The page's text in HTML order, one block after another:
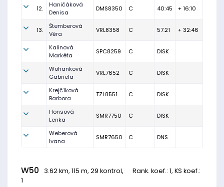
12.
Haničáková
Denisa
DMS8350 C 40:45 + 16:10
13.
Štemberová
Věra
VRL8358 C 57:21 + 32:46
Kalinová
Markéta
SPC8259 C DISK
Wohanková
Gabriela
VRL7652 C DISK
Krejčíková
Barbora
TZL8551 C DISK
Honsová
Lenka
SMR7750 C DISK
Weberová
Ivana
SMR7650 C DNS
W50 3.62 km, 115 m, 29 kontrol, Rank. koef.: 1, KS koef.:
1